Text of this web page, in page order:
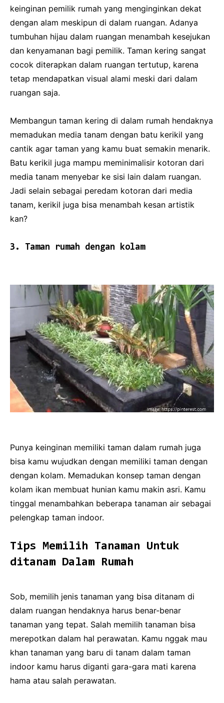
keinginan pemilik rumah yang menginginkan dekat
dengan alam meskipun di dalam ruangan. Adanya
tumbuhan hijau dalam ruangan menambah kesejukan
dan kenyamanan bagi pemilik. Taman kering sangat
cocok diterapkan dalam ruangan tertutup, karena
tetap mendapatkan visual alami meski dari dalam
ruangan saja.
Membangun taman kering di dalam rumah hendaknya
memadukan media tanam dengan batu kerikil yang
cantik agar taman yang kamu buat semakin menarik.
Batu kerikil juga mampu meminimalisir kotoran dari
media tanam menyebar ke sisi lain dalam ruangan.
Jadi selain sebagai peredam kotoran dari media
tanam, kerikil juga bisa menambah kesan artistik
kan?
3. Taman rumah dengan kolam
Punya keinginan memiliki taman dalam rumah juga
bisa kamu wujudkan dengan memiliki taman dengan
dengan kolam. Memadukan konsep taman dengan
kolam ikan membuat hunian kamu makin asri. Kamu
tinggal menambahkan beberapa tanaman air sebagai
pelengkap taman indoor.
Tips Memilih Tanaman Untuk
ditanam Dalam Rumah
Sob, memilih jenis tanaman yang bisa ditanam di
dalam ruangan hendaknya harus benar-benar
tanaman yang tepat. Salah memilih tanaman bisa
merepotkan dalam hal perawatan. Kamu nggak mau
khan tanaman yang baru di tanam dalam taman
indoor kamu harus diganti gara-gara mati karena
hama atau salah perawatan.